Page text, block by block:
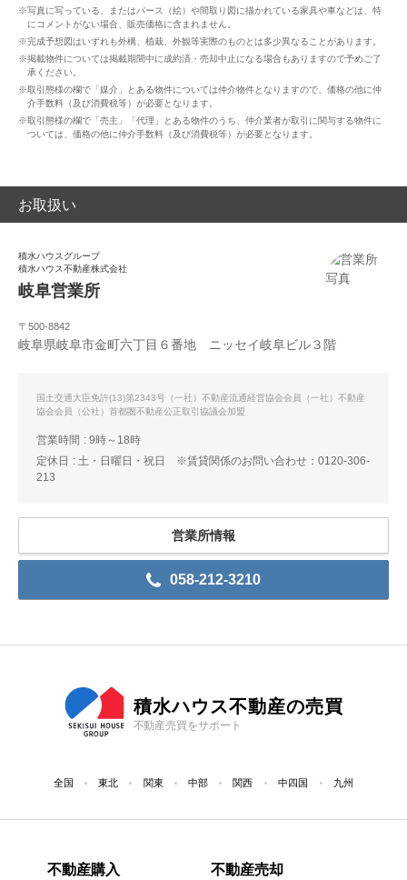
※写真に写っている、またはパース（絵）や間取り図に描かれている家具や車などは、特
にコメントがない場合、販売価格に含まれません。
※完成予想図はいずれも外構、植栽、外観等実際のものとは多少異なることがあります。
※掲載物件については掲載期間中に成約済・売却中止になる場合もありますので予めご了
承ください。
※取引態様の欄で「媒介」とある物件については仲介物件となりますので、価格の他に仲
介手数料（及び消費税等）が必要となります。
※取引態様の欄で「売主」「代理」とある物件のうち、仲介業者が取引に関与する物件に
ついては、価格の他に仲介手数料（及び消費税等）が必要となります。
お取扱い
積水ハウスグループ
積水ハウス不動産株式会社
岐阜営業所
〒500-8842
岐阜県岐阜市金町六丁目６番地 ニッセイ岐阜ビル３階
国土交通大臣免許(13)第2343号（一社）不動産流通経営協会会員（一社）不動産
協会会員（公社）首都圏不動産公正取引協議会加盟
058-212-3210
営業時間
9時～18時
定休日
土・日曜日・祝日 ※賃貸関係のお問い合わせ：0120-306-
213
営業所情報
積水ハウス不動産の売買
不動産売買をサポート
全国 東北 関東 中部 関西 中四国 九州
不動産購入 不動産売却